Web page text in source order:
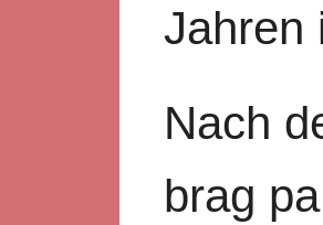
Jahren
Nach
brag